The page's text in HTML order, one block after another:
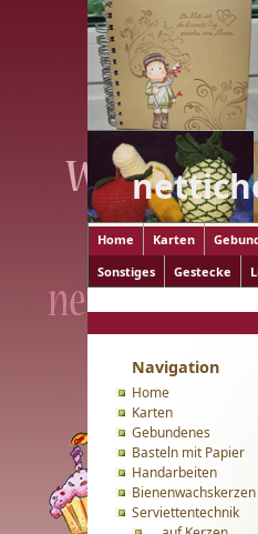
Home Karten
Sonstiges
Gestecke
Navigation
Home
Karten
Gebundenes
Basteln mit Papier
Handarbeiten
Bienenwachskerzen
Serviettentechnik